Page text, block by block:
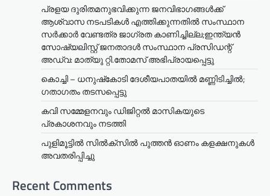
പ്രളയ ദുരിതമനുഭവിക്കുന്ന ജനവിഭാഗങ്ങൾക്ക്
ആശ്വാസ നടപടികൾ എത്തിക്കുന്നതിൽ സംസ്ഥാന
സർക്കാർ വേണ്ടത്ര ജാഗ്രത കാണിച്ചില്ല;ഇന്ത്യൻ
സോഷ്യലിസ്റ്റ് ജനതാദൾ സംസ്ഥാന പ്രസിഡന്റ്
അഡ്വ: മാത്യു റ്റി.തോമസ് അഭിപ്രായപ്പെട്ടു
കൊച്ചി – ധനുഷ്‌കോടി ദേശീയപാതയിൽ മണ്ണിടിച്ചിൽ;
ഗതാഗതം തടസപ്പെട്ടു
കവി സമ്മേളനവും ഡിജിറ്റൽ മാസികയുടെ
പ്രകാശനവും നടത്തി
പുളിമൂട്ടിൽ സിൽക്‌സിൽ പുത്തൻ ഓണം കളക്ഷനുകൾ
അവതരിപ്പിച്ചു
Recent Comments